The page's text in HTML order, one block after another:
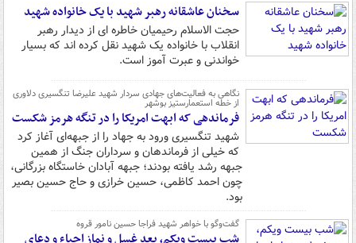
سخنان عاشقانه رهبر شهید با یک خانواده شهید
حجت الاسلام رحیمیان خاطره ای از دیدار رهبر
انقلاب با خانواده یک شهید نقل کرده اند که بسیار
خواندنی و عبرت آموز است.
نگاهی به فعالیت‌های جهادی سردار شهید علیرضا تنگسیری دلاوری
از خطه استعمارستیز بوشهر
فرماندهی که ابهت امریکا را در تنگه هرمز شکست
شهید تنگسیری ورود به جهاد را از جبهه‌ای آغاز کرد
که خیلی از فرماندهان و سرداران جنگ از همین
جبهه رشد یافته بودند؛ جبهه آبادان خاستگاه بزرگانی،
چون احمد کاظمی، حسین خرازی و حاج حسین بصیر
بود.
گفت‌وگو با خواهر شهید فراجا حسین نامور قروه
شب بیست ویکم، بعد غسل و نماز احیاء و دعای